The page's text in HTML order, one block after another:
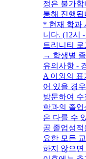
정은 불가
통해 진행
* 현재 학과
니다. (12시
트리니티
→ 학생별
유의사항 -
A 이외의 표
어 있을 경
방문하여 수
학과의 졸
은 다를 수
공 졸업성
요한 모든
하지 않으면